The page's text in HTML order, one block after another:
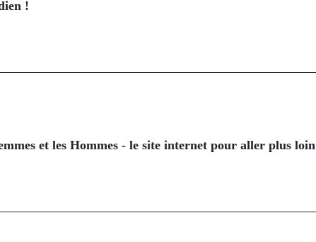
!
et les Hommes - le site internet pour aller plus loin